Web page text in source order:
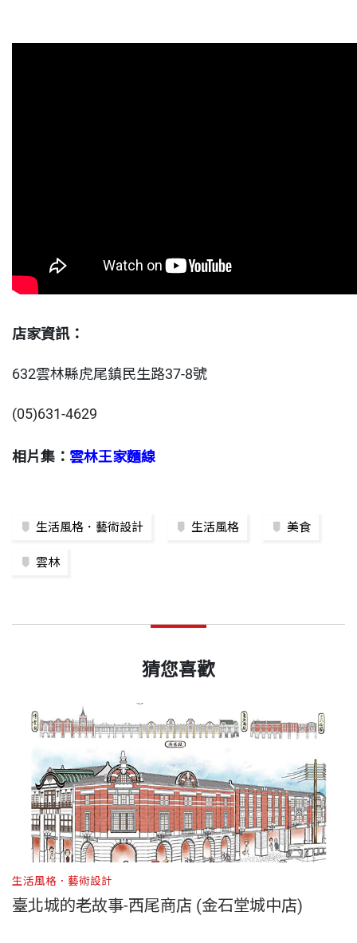
店家資訊：
632雲林縣虎尾鎮民生路37-8號
(05)631-4629
相片集： 雲林王家麵線
生活風格．藝術設計 生活風格 美食
雲林
猜您喜歡
生活風格．藝術設計
臺北城的老故事-西尾商店 (金石堂城中店)